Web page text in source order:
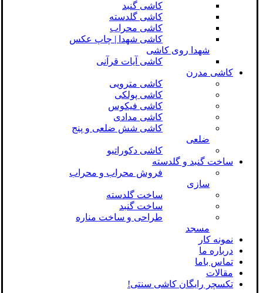
کاشی گنبد
کاشی گلدسته
کاشی محراب
کاشی شهدا | چاپ عکس
شهدا روی کاشی
کاشی آیات قرآنی
کاشی مدرن
کاشی مترویی
کاشی پولکی
کاشی فیکوس
کاشی مدادی
کاشی شش ضلعی و پنج
ضلعی
کاشی دکوراتیو
ساخت گنبد و گلدسته
فروش محراب و محراب
سازی
ساخت گلدسته
ساخت گنبد
طراحی و ساخت مناره
مسجد
نمونه کار
درباره ما
تماس باما
مقالات
تکسچر رایگان کاشی سنتی!